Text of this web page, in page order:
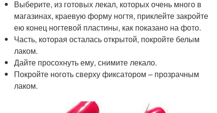
Выберите, из готовых лекал, которых очень много в
магазинах, краевую форму ногтя, приклейте закройте
ею конец ногтевой пластины, как показано на фото.
Часть, которая осталась открытой, покройте белым
лаком.
Дайте просохнуть ему, снимите лекало.
Покройте ноготь сверху фиксатором – прозрачным
лаком.